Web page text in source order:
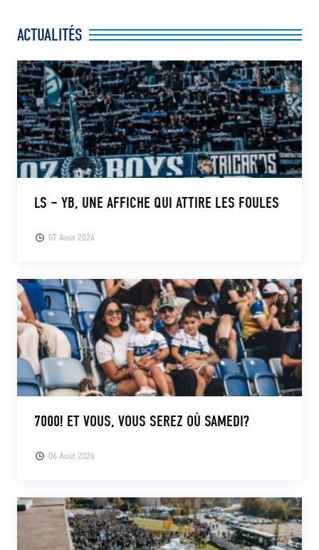
ACTUALITÉS
07 Août 2026
LS – YB, UNE AFFICHE QUI ATTIRE LES FOULES
06 Août 2026
7000! ET VOUS, VOUS SEREZ OÙ SAMEDI?